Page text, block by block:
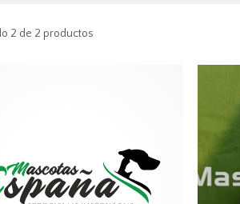
2 de 2 productos